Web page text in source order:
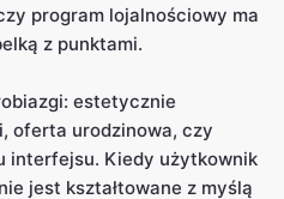
program lojalnościowy ma
z punktami.
estetycznie
oferta urodzinowa, czy
interfejsu. Kiedy użytkownik
jest kształtowane z myślą